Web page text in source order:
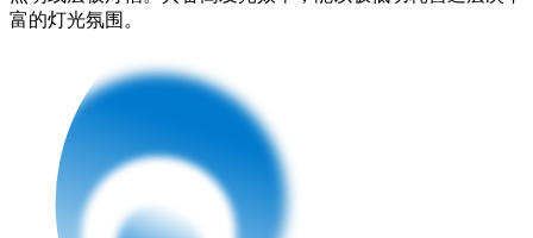
富的灯光氛围。